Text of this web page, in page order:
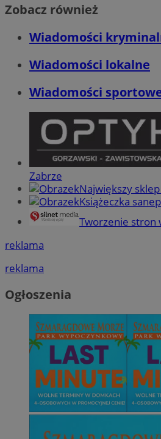
Zobacz również
Wiadomości
Wiadomości lokalne
Wiadomości
Zabrze
Największy
Książeczka
Tworzenie stron
reklama
reklama
Ogłoszenia